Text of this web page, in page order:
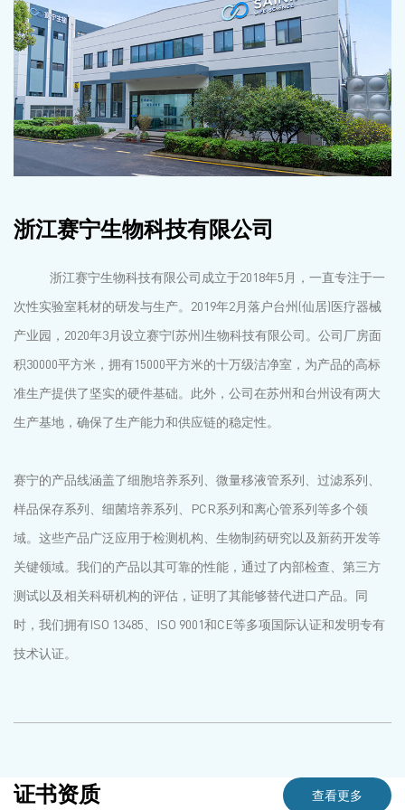
浙江赛宁生物科技有限公司
浙江赛宁生物科技有限公司成立于2018年5月，一直专注于一
次性实验室耗材的研发与生产。2019年2月落户台州(仙居)医疗器械
产业园，2020年3月设立赛宁(苏州)生物科技有限公司。公司厂房面
积30000平方米，拥有15000平方米的十万级洁净室，为产品的高标
准生产提供了坚实的硬件基础。此外，公司在苏州和台州设有两大
生产基地，确保了生产能力和供应链的稳定性。
赛宁的产品线涵盖了细胞培养系列、微量移液管系列、过滤系列、
样品保存系列、细菌培养系列、PCR系列和离心管系列等多个领
域。这些产品广泛应用于检测机构、生物制药研究以及新药开发等
关键领域。我们的产品以其可靠的性能，通过了内部检查、第三方
测试以及相关科研机构的评估，证明了其能够替代进口产品。同
时，我们拥有ISO 13485、ISO 9001和CE等多项国际认证和发明专有
技术认证。
证书资质 查看更多